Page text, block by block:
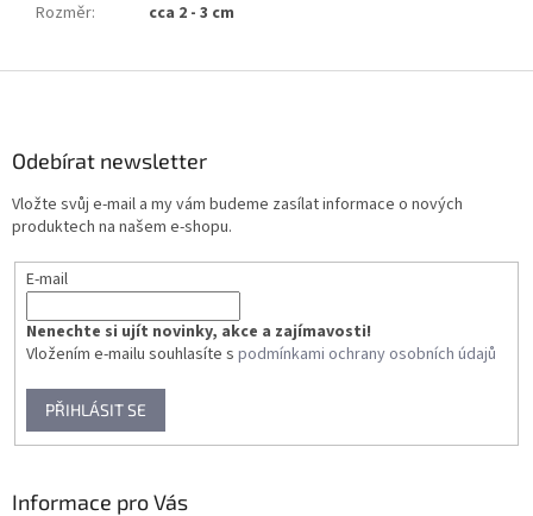
Rozměr: cca 2 - 3 cm
Odebírat newsletter
Vložte svůj e-mail a my vám budeme zasílat informace o nových
produktech na našem e-shopu.
E-mail
Nenechte si ujít novinky, akce a zajímavosti!
Vložením e-mailu souhlasíte s podmínkami ochrany osobních údajů
PŘIHLÁSIT SE
Informace pro Vás